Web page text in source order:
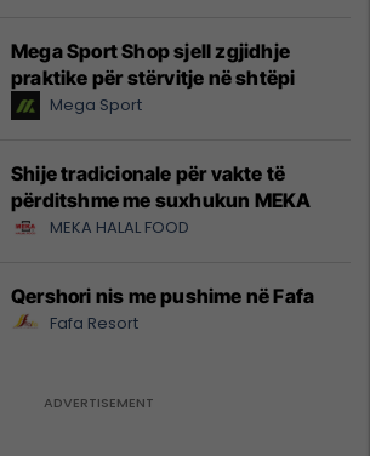
Mega Sport Shop sjell zgjidhje
praktike për stërvitje në shtëpi
Mega Sport
Shije tradicionale për vakte të
përditshme me suxhukun MEKA
MEKA HALAL FOOD
Qershori nis me pushime në Fafa
Fafa Resort